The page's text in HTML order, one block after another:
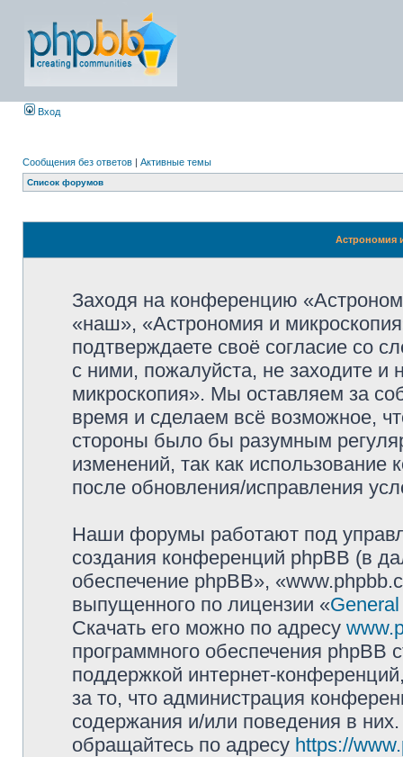
Вход
Сообщения без ответов | Активные темы
Список форумов
Астрономия
Заходя на конференцию
«наш», «Астрономия и
подтверждаете своё согласие со
с ними, пожалуйста, не заходите
микроскопия». Мы оставляем за
время и сделаем всё возможное,
стороны было бы разумным
изменений, так как
после обновления/исправления
Наши форумы работают под
создания конференций phpBB (в
обеспечение phpBB»,
выпущенного по лицензии «
Скачать его можно по адресу
программного обеспечения phpBB
поддержкой интернет-
за то, что администрация
содержания и/или поведения в
обращайтесь по адресу https://